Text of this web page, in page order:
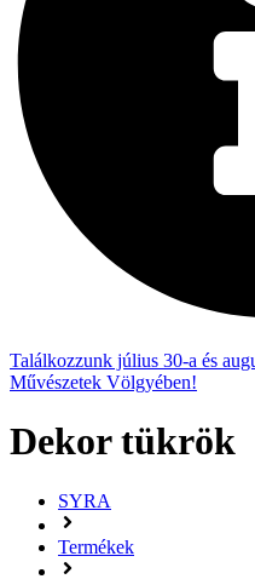
Találkozzunk július 30-a és
Művészetek Völgyében!
Dekor tükrök
SYRA
Termékek